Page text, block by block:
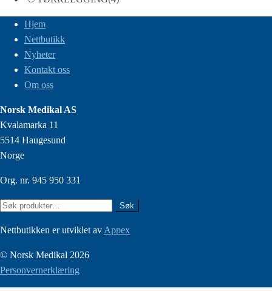
Hjem
Nettbutikk
Nyheter
Kontakt oss
Om oss
Norsk Medikal AS
Kvalamarka 11
5514 Haugesund
Norge
Org. nr. 945 950 331
Søk
Søk
Nettbutikken er utviklet av Appex
© Norsk Medikal 2026
Personvernerklæring